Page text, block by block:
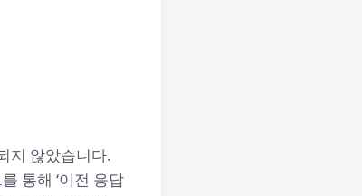
지 않았습니다.
통해 ‘이전 응답